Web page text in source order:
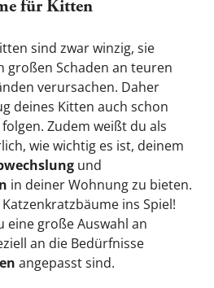
für Kitten
sind zwar winzig, sie
großen Schaden an teuren
verursachen. Daher
deines Kitten auch schon
Zudem weißt du als
wie wichtig es ist, deinem
in deiner Wohnung zu bieten.
ins Spiel!
eine große Auswahl an
an die Bedürfnisse
angepasst sind.